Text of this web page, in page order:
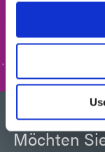
Möchten